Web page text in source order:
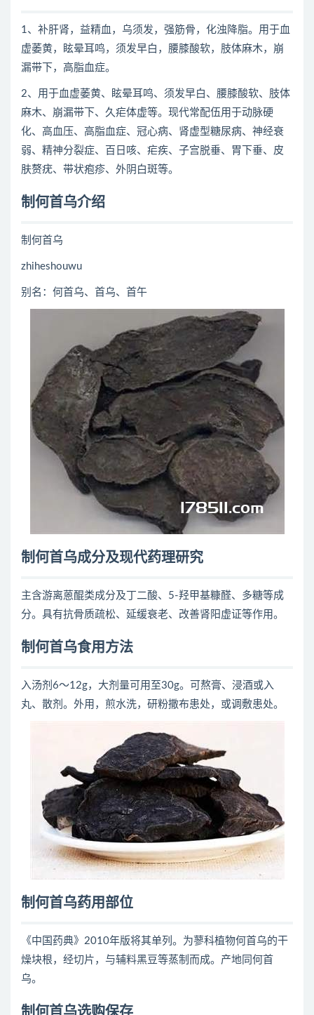
1、补肝肾，益精血，乌须发，强筋骨，化浊降脂。用于血
虚萎黄，眩晕耳鸣，须发早白，腰膝酸软，肢体麻木，崩
漏带下，高脂血症。
2、用于血虚萎黄、眩晕耳鸣、须发早白、腰膝酸软、肢体
麻木、崩漏带下、久疟体虚等。现代常配伍用于动脉硬
化、高血压、高脂血症、冠心病、肾虚型糖尿病、神经衰
弱、精神分裂症、百日咳、疟疾、子宫脱垂、胃下垂、皮
肤赘疣、带状疱疹、外阴白斑等。
制何首乌介绍
制何首乌
zhiheshouwu
别名：何首乌、首乌、首午
制何首乌成分及现代药理研究
主含游离蒽醌类成分及丁二酸、5-羟甲基糠醛、多糖等成
分。具有抗骨质疏松、延缓衰老、改善肾阳虚证等作用。
制何首乌食用方法
入汤剂6～12g，大剂量可用至30g。可熬膏、浸酒或入
丸、散剂。外用，煎水洗，研粉撒布患处，或调敷患处。
制何首乌药用部位
《中国药典》2010年版将其单列。为蓼科植物何首乌的干
燥块根，经切片，与辅料黑豆等蒸制而成。产地同何首
乌。
制何首乌选购保存